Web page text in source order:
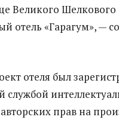
Великого
отель «Гарагум»,—
отеля был
прав на